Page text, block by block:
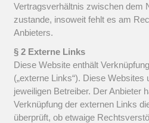
Vertragsverhältnis zwischen dem
zustande, insoweit fehlt es am
Anbieters.
§ 2 Externe Links
Diese Website enthält
(„externe Links“). Diese Websites
jeweiligen Betreiber. Der Anbieter
Verknüpfung der externen Links
überprüft, ob etwaige